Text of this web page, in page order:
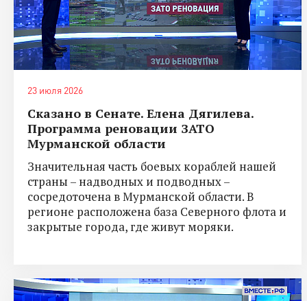
23 июля 2026
Сказано в Сенате. Елена Дягилева.
Программа реновации ЗАТО
Мурманской области
Значительная часть боевых кораблей нашей
страны – надводных и подводных –
сосредоточена в Мурманской области. В
регионе расположена база Северного флота и
закрытые города, где живут моряки.